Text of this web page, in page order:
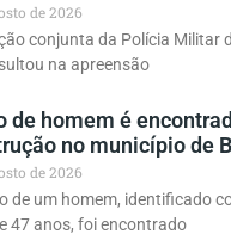
de 2026
conjunta da Polícia Militar
na apreensão
de homem é
no município de
de 2026
de um homem, identificado
47 anos, foi encontrado